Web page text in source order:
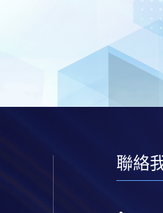
聯絡